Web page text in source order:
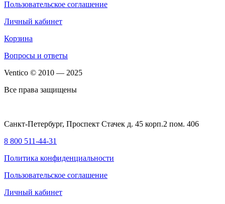
Пользовательское соглашение
Личный кабинет
Корзина
Вопросы и ответы
Ventico © 2010 — 2025
Все права защищены
Санкт-Петербург, Проспект Стачек д. 45 корп.2 пом. 406
8 800 511-44-31
Политика конфиденциальности
Пользовательское соглашение
Личный кабинет